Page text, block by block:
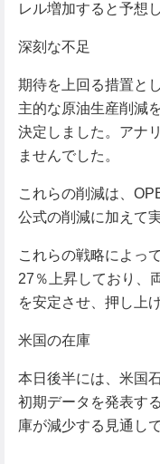
レル増加すると予想
深刻な不足
期待を上回る措置と
主的な原油生産削減
決定しました。アナ
ませんでした。
これらの削減は、
公式の削減に加えて
これらの戦略によっ
27％上昇しており、
を安定させ、押し上
米国の在庫
本日後半には、米国
初期データを発表す
庫が減少する見通しで